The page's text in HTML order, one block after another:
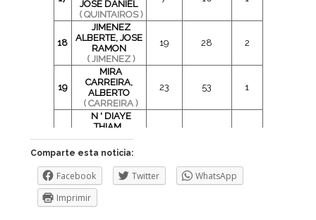
Comparte esta noticia:
Facebook Twitter
WhatsApp
Imprimir